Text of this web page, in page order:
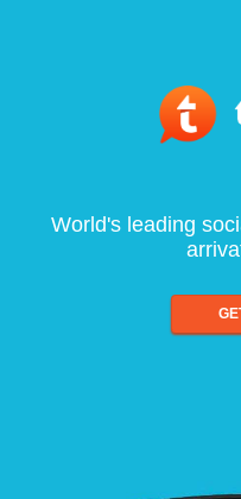
World's leading